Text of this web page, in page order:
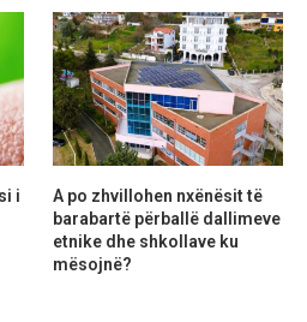
i
A po zhvillohen nxënësit të
barabartë përballë dallimeve
etnike dhe shkollave ku
mësojnë?